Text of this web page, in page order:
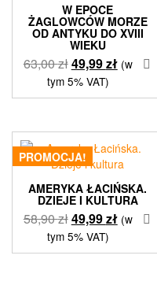
W EPOCE
ŻAGLOWCÓW MORZE
OD ANTYKU DO XVIII
WIEKU
63,00złPierwotna
cena
wynosiła:
49,99złAktualna
(w
tym 5% VAT)
PROMOCJA!
AMERYKA ŁACIŃSKA.
DZIEJE I KULTURA
58,90złPierwotna
cena
wynosiła:
49,99złAktualna
(w
tym 5% VAT)